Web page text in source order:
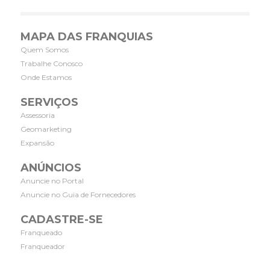
MAPA DAS FRANQUIAS
Quem Somos
Trabalhe Conosco
Onde Estamos
SERVIÇOS
Assessoria
Geomarketing
Expansão
ANÚNCIOS
Anuncie no Portal
Anuncie no Guia de Fornecedores
CADASTRE-SE
Franqueado
Franqueador